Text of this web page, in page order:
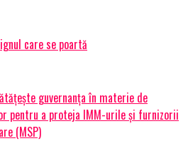
care se poartă
guvernanța în materie de
pentru a proteja IMM-urile și furnizorii
(MSP)